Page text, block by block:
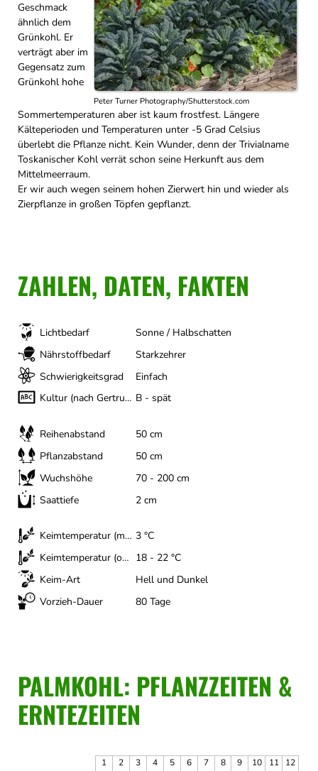
Peter Turner Photography/Shutterstock.com
Geschmack
ähnlich dem
Grünkohl. Er
verträgt aber im
Gegensatz zum
Grünkohl hohe
Sommertemperaturen aber ist kaum frostfest. Längere
Kälteperioden und Temperaturen unter -5 Grad Celsius
überlebt die Pflanze nicht. Kein Wunder, denn der Trivialname
Toskanischer Kohl verrät schon seine Herkunft aus dem
Mittelmeerraum.
Er wir auch wegen seinem hohen Zierwert hin und wieder als
Zierpflanze in großen Töpfen gepflanzt.
ZAHLEN, DATEN, FAKTEN
Lichtbedarf
Sonne / Halbschatten
Nährstoffbedarf
Starkzehrer
Schwierigkeitsgrad
Einfach
Kultur (nach Gertrud Franck)
B - spät
Reihenabstand
50 cm
Pflanzabstand
50 cm
Wuchshöhe
70 - 200 cm
Saattiefe
2 cm
Keimtemperatur (minimal)
3 °C
Keimtemperatur (optimal)
18 - 22 °C
Keim-Art
Hell und Dunkel
Vorzieh-Dauer
80 Tage
PALMKOHL: PFLANZZEITEN &
ERNTEZEITEN
1 2 3 4 5 6 7 8 9 10 11
12